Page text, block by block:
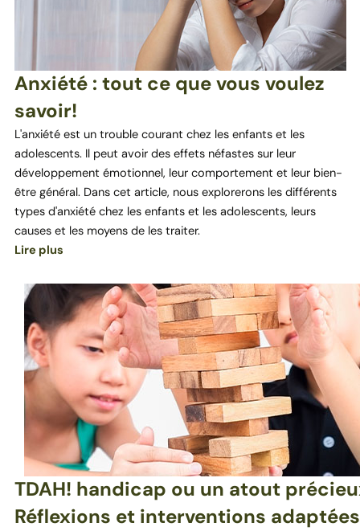
Anxiété : tout ce que vous voulez
savoir!
L'anxiété est un trouble courant chez les enfants et les
adolescents. Il peut avoir des effets néfastes sur leur
développement émotionnel, leur comportement et leur bien-
être général. Dans cet article, nous explorerons les différents
types d'anxiété chez les enfants et les adolescents, leurs
causes et les moyens de les traiter.
Lire plus
TDAH! handicap ou un atout
Réflexions et interventions